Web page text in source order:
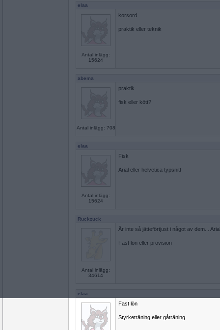
elaa
Antal inlägg:
15624
korsord
praktik eller teknik
abema
Antal inlägg: 708
praktik
fisk eller kött?
elaa
Antal inlägg:
15624
Fisk
Arial eller helvetica typsnitt
Ruckzuck
Antal inlägg:
34614
Är inte så jätteförtjust i något av dem... Arial
Fast lön eller provision
elaa
Fast lön
Styrketräning eller gåträning